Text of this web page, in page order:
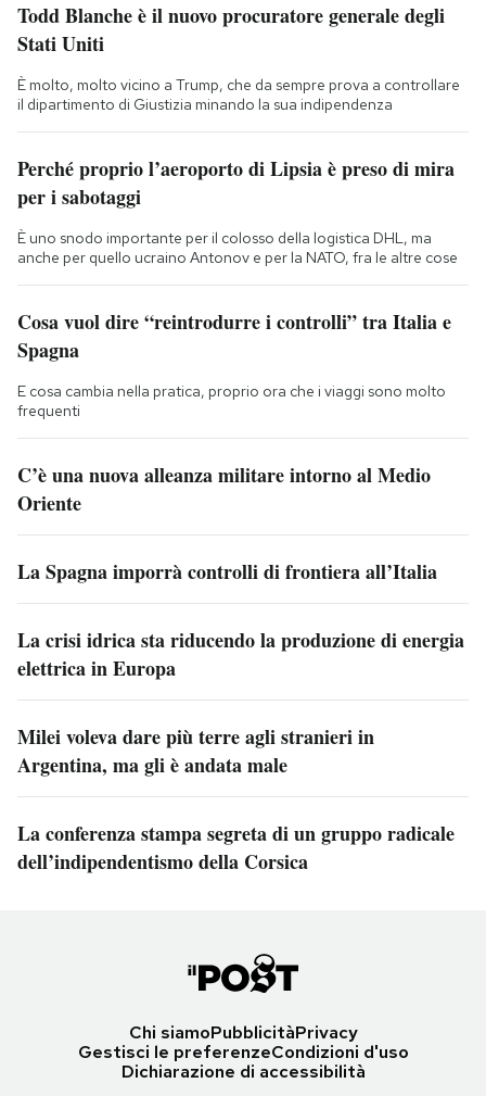
Todd Blanche è il nuovo procuratore generale degli
Stati Uniti
È molto, molto vicino a Trump, che da sempre prova a controllare
il dipartimento di Giustizia minando la sua indipendenza
Perché proprio l’aeroporto di Lipsia è preso di mira
per i sabotaggi
È uno snodo importante per il colosso della logistica DHL, ma
anche per quello ucraino Antonov e per la NATO, fra le altre cose
Cosa vuol dire “reintrodurre i controlli” tra Italia e
Spagna
E cosa cambia nella pratica, proprio ora che i viaggi sono molto
frequenti
C’è una nuova alleanza militare intorno al Medio
Oriente
La Spagna imporrà controlli di frontiera all’Italia
La crisi idrica sta riducendo la produzione di energia
elettrica in Europa
Milei voleva dare più terre agli stranieri in
Argentina, ma gli è andata male
La conferenza stampa segreta di un gruppo radicale
dell’indipendentismo della Corsica
Chi siamoPubblicitàPrivacy
Gestisci le preferenzeCondizioni d'uso
Dichiarazione di accessibilità